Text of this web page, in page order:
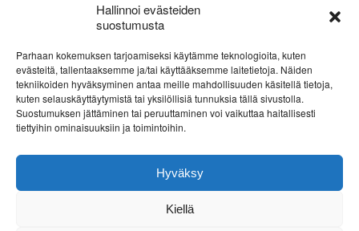
Hallinnoi evästeiden
suostumusta
Parhaan kokemuksen tarjoamiseksi käytämme teknologioita, kuten
evästeitä, tallentaaksemme ja/tai käyttääksemme laitetietoja. Näiden
tekniikoiden hyväksyminen antaa meille mahdollisuuden käsitellä tietoja,
kuten selauskäyttäytymistä tai yksilöllisiä tunnuksia tällä sivustolla.
Suostumuksen jättäminen tai peruuttaminen voi vaikuttaa haitallisesti
tiettyihin ominaisuuksiin ja toimintoihin.
Hyväksy
Kiellä